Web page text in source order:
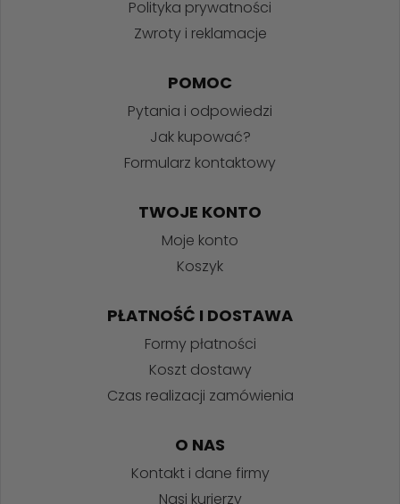
Polityka prywatności
Zwroty i reklamacje
POMOC
Pytania i odpowiedzi
Jak kupować?
Formularz kontaktowy
TWOJE KONTO
Moje konto
Koszyk
PŁATNOŚĆ I DOSTAWA
Formy płatności
Koszt dostawy
Czas realizacji zamówienia
O NAS
Kontakt i dane firmy
Nasi kurierzy